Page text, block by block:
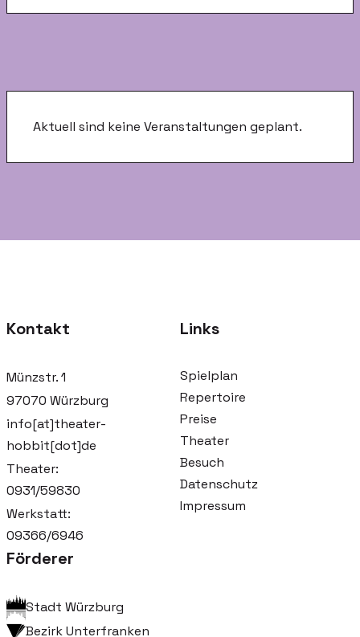
Aktuell sind keine Veranstaltungen geplant.
Kontakt
Münzstr. 1
97070 Würzburg
info[at]theater-
hobbit[dot]de
Theater:
0931/59830
Werkstatt:
09366/6946
Links
Spielplan
Repertoire
Preise
Theater
Besuch
Datenschutz
Impressum
Förderer
Stadt Würzburg
Bezirk Unterfranken